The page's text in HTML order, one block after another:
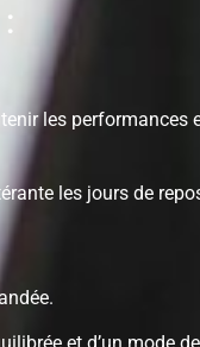
les performances
les jours de